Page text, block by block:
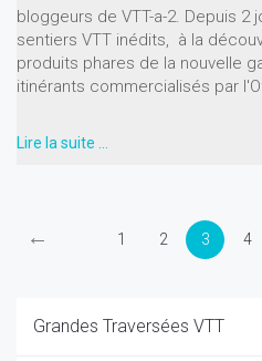
bloggeurs de VTT-a-2. Depuis 2
sentiers VTT inédits, à la
produits phares de la nouvelle
itinérants commercialisés par
Lire la suite …
← 1 2 3 4
Grandes Traversées VTT